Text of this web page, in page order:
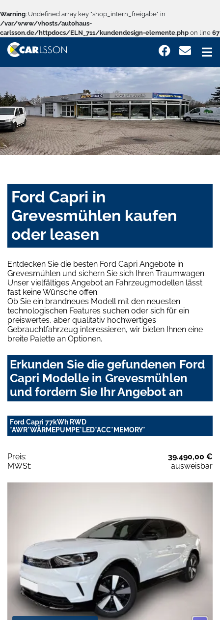
Warning: Undefined array key "shop_intern_freigabe" in
/var/www/vhosts/autohaus-
carlsson.de/httpdocs/ELN_711/kundendesign-elemente.php on line 67
Ford Capri in
Grevesmühlen kaufen
oder leasen
Entdecken Sie die besten Ford Capri Angebote in
Grevesmühlen und sichern Sie sich Ihren Traumwagen.
Unser vielfältiges Angebot an Fahrzeugmodellen lässt
fast keine Wünsche offen.
Ob Sie ein brandneues Modell mit den neuesten
technologischen Features suchen oder sich für ein
preiswertes, aber qualitativ hochwertiges
Gebrauchtfahrzeug interessieren, wir bieten Ihnen eine
breite Palette an Optionen.
Erkunden Sie die gefundenen Ford
Capri Modelle in Grevesmühlen
und fordern Sie Ihr Angebot an
Ford Capri 77kWh RWD
*AWR*WÄRMEPUMPE*LED*ACC*MEMORY*
Preis:
39.490,00 €
MWSt:
ausweisbar